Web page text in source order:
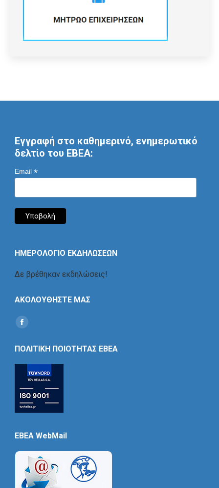
Εγγραφή στο καθημερινό, ενημερωτικό
δελτίο του ΕΒΕΑ:
Email *
ΗΜΕΡΟΛΟΓΙΟ ΕΚΔΗΛΩΣΕΩΝ
Δε βρέθηκαν εκδηλώσεις!
ΑΚΟΛΟΥΘΗΣΤΕ ΜΑΣ
Find us on:
Social
ΠΟΛΙΤΙΚΗ ΠΟΙΟΤΗΤΑΣ ΕΒΕΑ
EBEA WebMail